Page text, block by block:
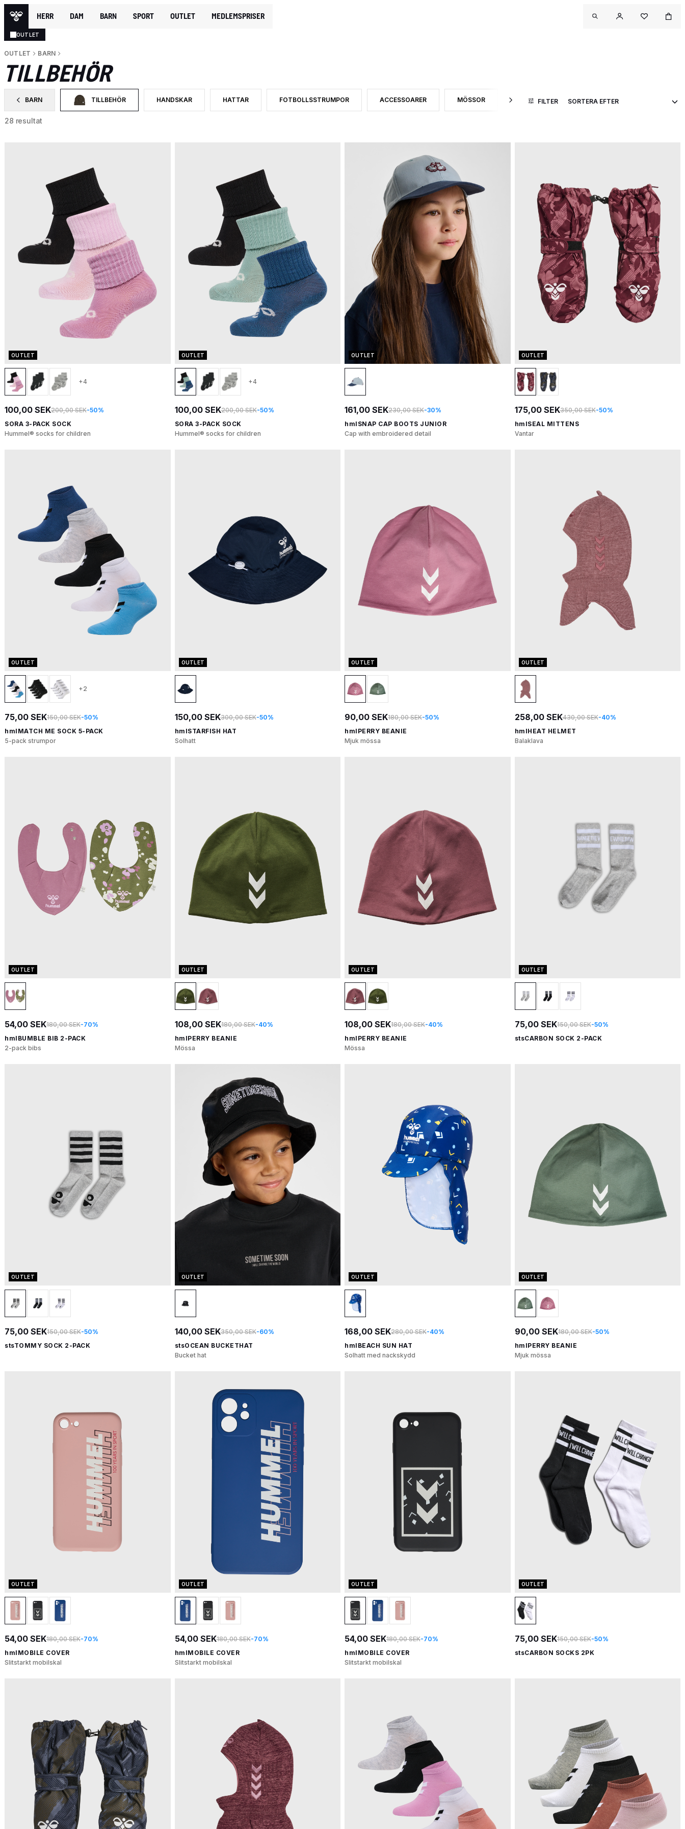
HERR DAM BARN SPORT OUTLET MEDLEMSPRISER
OUTLET
OUTLET BARN
TILLBEHÖR
BARN
SORTERA EFTER CATEGORY: BARN
TILLBEHÖR
VALD FÖR NÄRVARANDE SORTERAS DET EFTER CATEGORY: TILLBEHÖR
HANDSKAR
SORTERA EFTER PRODUKTTYP: HANDSKAR
HATTAR
SORTERA EFTER PRODUKTTYP: HATTAR
FOTBOLLSSTRUMPOR
SORTERA EFTER PRODUKTTYP: FOTBOLLSSTRUMPOR
ACCESSOARER
SORTERA EFTER PRODUKTTYP: ACCESSOARER
MÖSSOR
SORTERA EFTER PRODUKTTYP: MÖSSOR
KEPSAR
SORTERA EFTER PRODUKTTYP: KEPSAR
FILTER
28 resultat
OUTLET
+4
100,00 SEK200,00 SEK-50%
SORA 3-PACK SOCK
Hummel® socks for children
OUTLET
+4
100,00 SEK200,00 SEK-50%
SORA 3-PACK SOCK
Hummel® socks for children
OUTLET
161,00 SEK230,00 SEK-30%
hmlSNAP CAP BOOTS JUNIOR
Cap with embroidered detail
OUTLET
175,00 SEK350,00 SEK-50%
hmlSEAL MITTENS
Vantar
OUTLET
+2
75,00 SEK150,00 SEK-50%
hmlMATCH ME SOCK 5-PACK
5-pack strumpor
OUTLET
150,00 SEK300,00 SEK-50%
hmlSTARFISH HAT
Solhatt
OUTLET
90,00 SEK180,00 SEK-50%
hmlPERRY BEANIE
Mjuk mössa
OUTLET
258,00 SEK430,00 SEK-40%
hmlHEAT HELMET
Balaklava
OUTLET
54,00 SEK180,00 SEK-70%
hmlBUMBLE BIB 2-PACK
2-pack bibs
OUTLET
108,00 SEK180,00 SEK-40%
hmlPERRY BEANIE
Mössa
OUTLET
108,00 SEK180,00 SEK-40%
hmlPERRY BEANIE
Mössa
OUTLET
75,00 SEK150,00 SEK-50%
stsCARBON SOCK 2-PACK
OUTLET
75,00 SEK150,00 SEK-50%
stsTOMMY SOCK 2-PACK
OUTLET
140,00 SEK350,00 SEK-60%
stsOCEAN BUCKETHAT
Bucket hat
OUTLET
168,00 SEK280,00 SEK-40%
hmlBEACH SUN HAT
Solhatt med nackskydd
OUTLET
90,00 SEK180,00 SEK-50%
hmlPERRY BEANIE
Mjuk mössa
OUTLET
54,00 SEK180,00 SEK-70%
hmlMOBILE COVER
Slitstarkt mobilskal
OUTLET
54,00 SEK180,00 SEK-70%
hmlMOBILE COVER
Slitstarkt mobilskal
OUTLET
54,00 SEK180,00 SEK-70%
hmlMOBILE COVER
Slitstarkt mobilskal
OUTLET
75,00 SEK150,00 SEK-50%
stsCARBON SOCKS 2PK